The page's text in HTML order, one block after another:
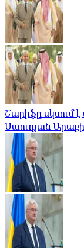
Շարիֆը սկսում
Սաուդյան